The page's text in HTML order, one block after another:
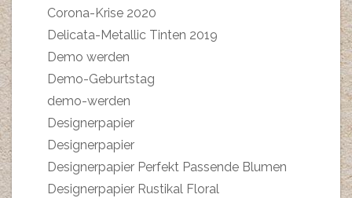
Corona-Krise 2020
Delicata-Metallic Tinten 2019
Demo werden
Demo-Geburtstag
demo-werden
Designerpapier
Designerpapier
Designerpapier Perfekt Passende Blumen
Designerpapier Rustikal Floral